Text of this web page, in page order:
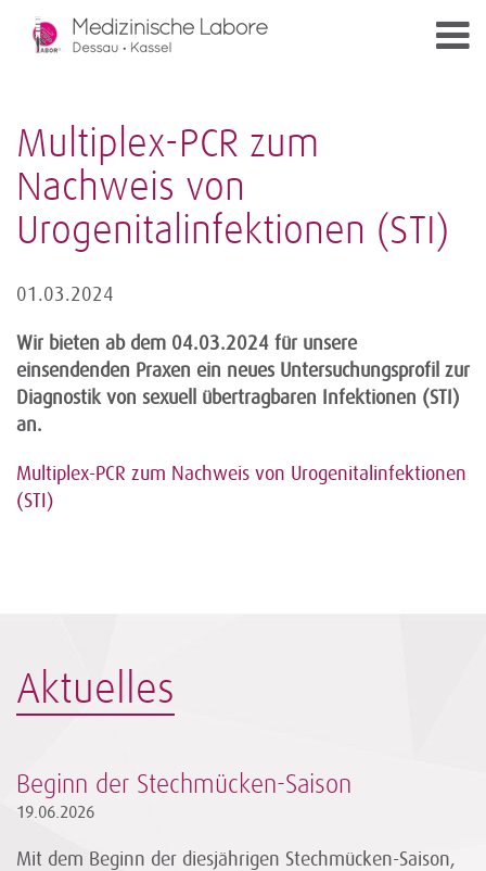
Multiplex-PCR zum
Nachweis von
Urogenitalinfektionen (STI)
01.03.2024
Wir bieten ab dem 04.03.2024 für unsere
einsendenden Praxen ein neues Untersuchungsprofil zur
Diagnostik von sexuell übertragbaren Infektionen (STI)
an.
Multiplex-PCR zum Nachweis von Urogenitalinfektionen
(STI)
Aktuelles
Beginn der Stechmücken-Saison
19.06.2026
Mit dem Beginn der diesjährigen Stechmücken-Saison,